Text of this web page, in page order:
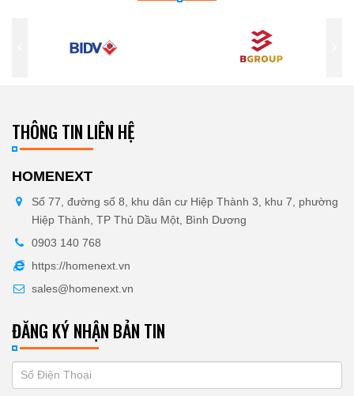
THÔNG TIN LIÊN HỆ
HOMENEXT
Số 77, đường số 8, khu dân cư Hiệp Thành 3, khu 7, phường
Hiệp Thành, TP Thủ Dầu Một, Bình Dương
0903 140 768
https://homenext.vn
sales@homenext.vn
ĐĂNG KÝ NHẬN BẢN TIN
ĐĂNG
you